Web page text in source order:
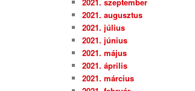
2021. augusztus
2021. július
2021. június
2021. május
2021. április
2021. március